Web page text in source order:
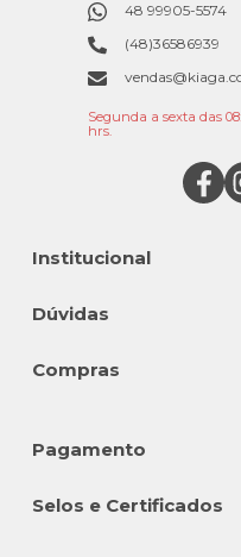
Institucional
Dúvidas
Compras
48 99905-5574
(48)36586939
Segunda a sexta das
hrs.
Pagamento
Selos e Certificados